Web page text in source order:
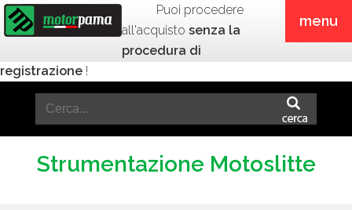
menu
Puoi procedere
all'acquisto senza la
procedura di
registrazione !
Strumentazione Motoslitte